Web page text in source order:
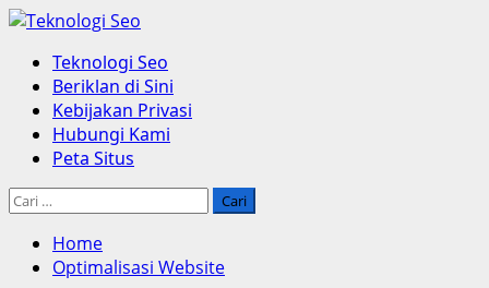
Skip
content
Primary
Menu
Teknologi Seo
Beriklan di Sini
Kebijakan Privasi
Hubungi Kami
Peta Situs
Cari
Home
Optimalisasi Website